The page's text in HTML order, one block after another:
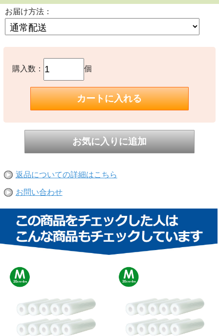
お届け方法：
購入数： 個
返品についての詳細はこちら
お問い合わせ